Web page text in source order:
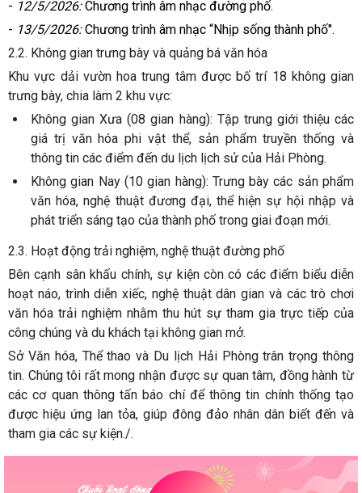
- 12/5/2026:Chương trình âm nhạc đường phố.
- 13/5/2026:Chương trình âm nhạc “Nhịp sống thành phố".
2.2. Không gian trưng bày và quảng bá văn hóa
Khu vực dải vườn hoa trung tâm được bố trí 18 không gian
trưng bày, chia làm 2 khu vực:
Không gian Xưa (08 gian hàng): Tập trung giới thiệu các
giá trị văn hóa phi vật thể, sản phẩm truyền thống và
thông tin các điểm đến du lịch lịch sử của Hải Phòng.
Không gian Nay (10 gian hàng): Trưng bày các sản phẩm
văn hóa, nghệ thuật đương đại, thể hiện sự hội nhập và
phát triển sáng tạo của thành phố trong giai đoạn mới.
2.3. Hoạt động trải nghiệm, nghệ thuật đường phố
Bên cạnh sân khấu chính, sự kiện còn có các điểm biểu diễn
hoạt náo, trình diễn xiếc, nghệ thuật dân gian và các trò chơi
văn hóa trải nghiệm nhằm thu hút sự tham gia trực tiếp của
công chúng và du khách tại không gian mở.
Sở Văn hóa, Thể thao và Du lịch Hải Phòng trân trọng thông
tin. Chúng tôi rất mong nhận được sự quan tâm, đồng hành từ
các cơ quan thông tấn báo chí để thông tin chính thống tạo
được hiệu ứng lan tỏa, giúp đông đảo nhân dân biết đến và
tham gia các sự kiện./.